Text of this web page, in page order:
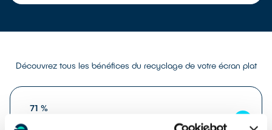
Découvrez tous les bénéfices du recyclage de votre écran plat
71 %